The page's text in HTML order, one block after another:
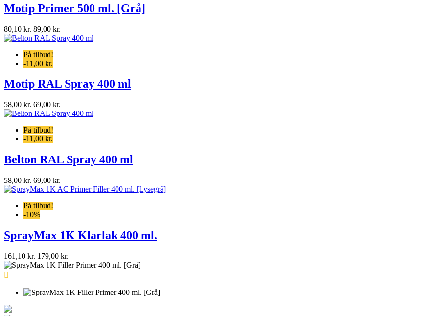
Motip Primer 500 ml. [Grå]
80,10 kr. 89,00 kr.
På tilbud!
-11,00 kr.
Motip RAL Spray 400 ml
58,00 kr. 69,00 kr.
På tilbud!
-11,00 kr.
Belton RAL Spray 400 ml
58,00 kr. 69,00 kr.
På tilbud!
-10%
SprayMax 1K Klarlak 400 ml.
161,10 kr. 179,00 kr.
